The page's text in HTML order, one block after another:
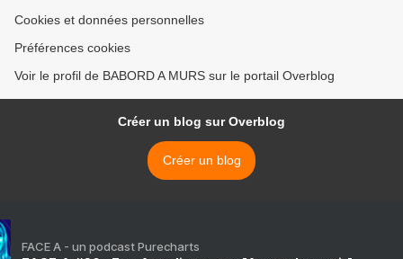
Cookies et données personnelles
Préférences cookies
Voir le profil de BABORD A MURS sur le portail Overblog
Créer un blog sur Overblog
Créer un blog
FACE A - un podcast Purecharts